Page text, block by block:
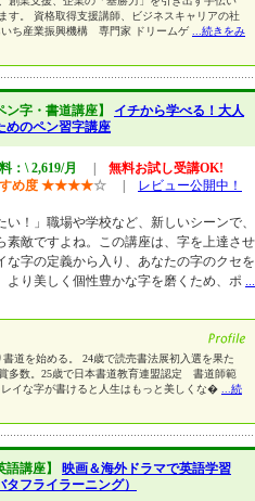
す。 資格取得支援講師、ビジネスキャリアの社
ち産業振興機構 専門家 ドリームゲ
...続きをみ
ン字・書道講座】 イチから学べる！大人
めのペン習字講座
：\ 2,619/月
無料お試し受講OK!
め度 ★★★★☆ レビュー公開中！
い！」職場や学校など、新しいシーンで、
素敵ですよね。この講座は、字を上達させ
な字の定義から入り、あなたの字のクセを
より美しく個性豊かな字を磨くため、ポ ...
書道を始める。 24歳で読売書法展初入選を果た
多数。25歳で日本書道教育連盟認定 書道師範
イな字が書けると人生はもっと美しくな�
...続
語講座】 映画＆海外ドラマで英語学習
タフライラーニング）